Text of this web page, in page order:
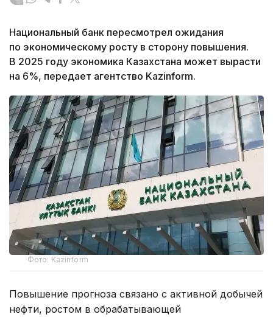
Национальный банк пересмотрел ожидания
по экономическому росту в сторону повышения.
В 2025 году экономика Казахстана может вырасти
на 6%, передает агентство Kazinform.
Фото: Kazinform
Повышение прогноза связано с активной добычей
нефти, ростом в обрабатывающей